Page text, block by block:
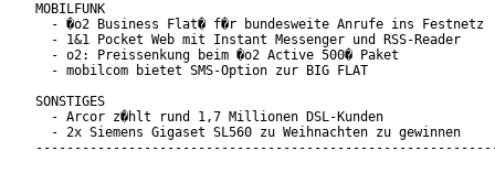
MOBILFUNK
  - �o2 Business Flat� f�r bundesweite Anrufe ins Festnetz
  - 1&1 Pocket Web mit Instant Messenger und RSS-Reader
  - o2: Preissenkung beim �o2 Active 500� Paket
  - mobilcom bietet SMS-Option zur BIG FLAT
SONSTIGES
  - Arcor z�hlt rund 1,7 Millionen DSL-Kunden
  - 2x Siemens Gigaset SL560 zu Weihnachten zu gewinnen